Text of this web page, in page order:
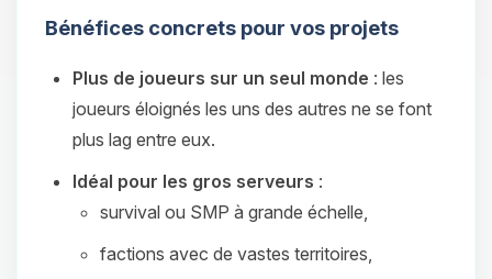
Bénéfices concrets pour vos projets
Plus de joueurs sur un seul monde : les
joueurs éloignés les uns des autres ne se font
plus lag entre eux.
Idéal pour les gros serveurs :
survival ou SMP à grande échelle,
factions avec de vastes territoires,